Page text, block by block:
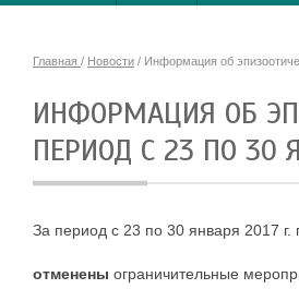
Главная / Новости / Информация об
ИНФОРМАЦИЯ ОБ
ПЕРИОД С 23 ПО 30
За период с 23 по 30 января 2017
отменены ограничительные